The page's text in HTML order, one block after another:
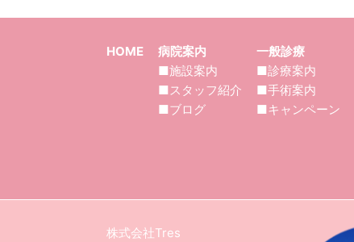
HOME
病院案内
■施設案内
■スタッフ紹介
■ブログ
一般診療
■診療案内
■手術案内
■キャンペーン
株式会社Tres